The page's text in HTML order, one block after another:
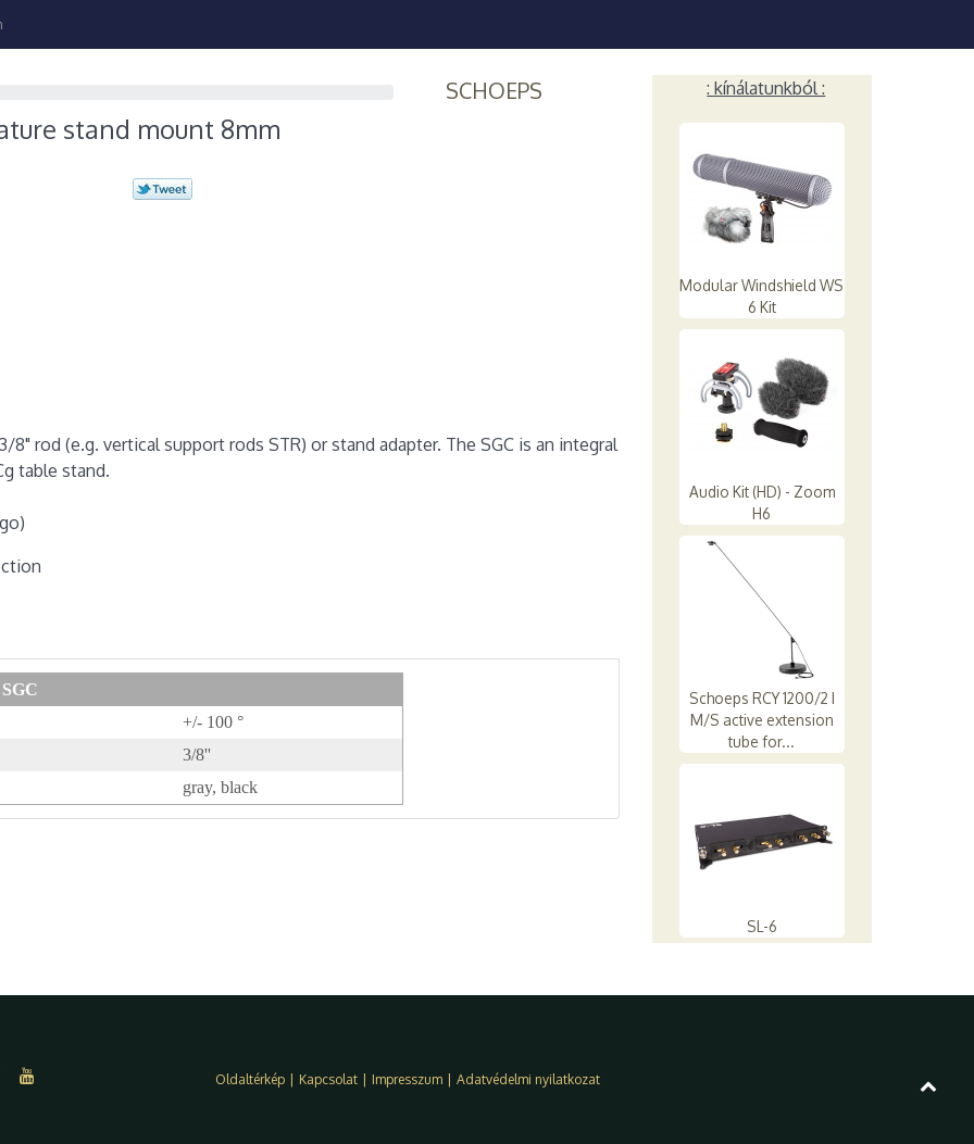
SCHOEPS
stand mount 8mm
rod (e.g. vertical support rods STR) or stand adapter. The SGC is an integral
table stand.
SGC
+/- 100 °
3/8''
gray, black
: kínálatunkból :
Modular Windshield WS
6 Kit
Audio Kit (HD) - Zoom
H6
Schoeps RCY 1200/2 I
M/S active extension
tube for...
SL-6
Oldaltérkép | Kapcsolat | Impresszum | Adatvédelmi nyilatkozat